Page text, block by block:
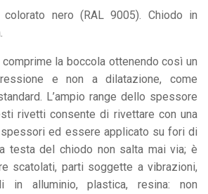
nero (RAL 9005). Chiodo in
la boccola ottenendo così un
e non a dilatazione, come
L’ampio range dello spessore
rivetti consente di rivettare con una
ed essere applicato su fori di
testa del chiodo non salta mai via; è
scatolati, parti soggette a vibrazioni,
in alluminio, plastica, resina: non